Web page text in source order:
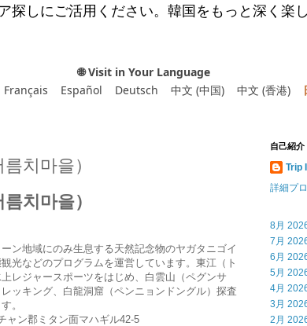
探しにご活用ください。韓国をもっと深く楽
🌐 Visit in Your Language
Français Español Deutsch 中文 (中国) 中文 (香港)
치마을）
치마을）
ン地域にのみ生息する天然記念物のヤガタニゴイ
光などのプログラムを運営しています。東江（ト
レジャースポーツをはじめ、白雲山（ペグンサ
ッキング、白龍洞窟（ペンニョンドングル）探査
。
ャン郡ミタン面マハギル42-5
自己紹介
Trip
詳細プ
8月
7月
6月
5月
4月
3月
2月